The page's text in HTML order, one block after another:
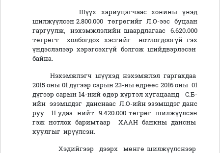
Шүүх хариуцагчаас хонины үнэд
шилжүүлсэн 2.800.000 төгрөгийг Л.О-ээс буцаан
гаргуулж, нэхэмжлэлийн шаардлагаас 6.620.000
төгрөгт холбогдох хэсгийг нотлогдоогүй гэх
үндэслэлээр хэрэгсэхгүй болгож шийдвэрлэсэн
байна.
Нэхэмжлэгч шүүхэд нэхэмжлэл гаргахдаа
2015 оны 01 дүгээр сарын 23-ны өдрөөс 2016 оны 01
дүгээр сарын 14-ний өдөр хүртэл хугацаанд С.Б-
ийн эзэмшдэг данснаас Л.О-ийн эзэмшдэг данс
руу 11 удаа нийт 9.420.000 төгрөг шилжүүлсэн
гэж нотлох баримтаар ХААН банкны дансны
хуулгыг ирүүлсэн.
Хэдийгээр дээрх мөнгө шилжүүлснээр